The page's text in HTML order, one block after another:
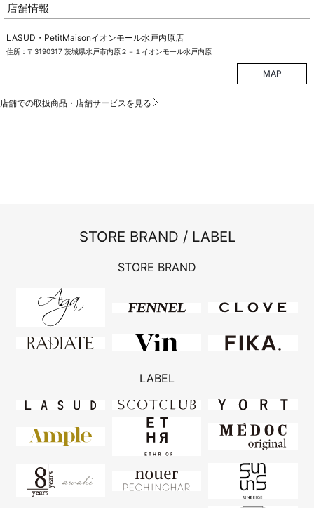
店舗情報
LASUD・PetitMaisonイオンモール水戸内原店
住所：〒3190317 茨城県水戸市内原２－１イオンモール水戸内原
MAP
店舗での取扱商品・店舗サービスを見る
STORE BRAND / LABEL
STORE BRAND
LABEL